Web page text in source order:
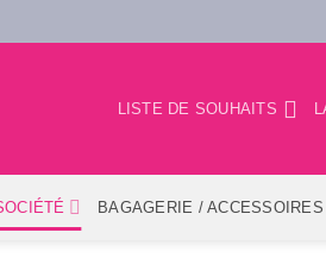
LISTE DE SOUHAITS
BAGAGERIE / ACCESSOIRES